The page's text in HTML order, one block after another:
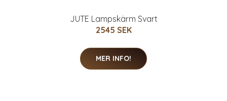
JUTE Lampskärm Svart
2545 SEK
MER INFO!